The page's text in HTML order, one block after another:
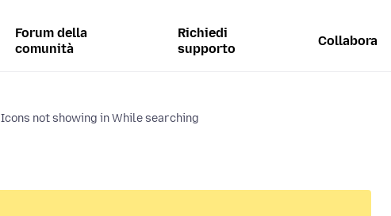
Forum della
comunità
Richiedi
supporto
Collabora
Icons not showing in While searching